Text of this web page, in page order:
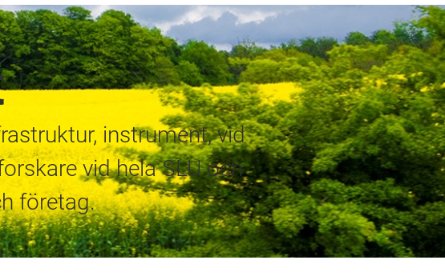
instrument, vid
vid hela SLU och
företag.